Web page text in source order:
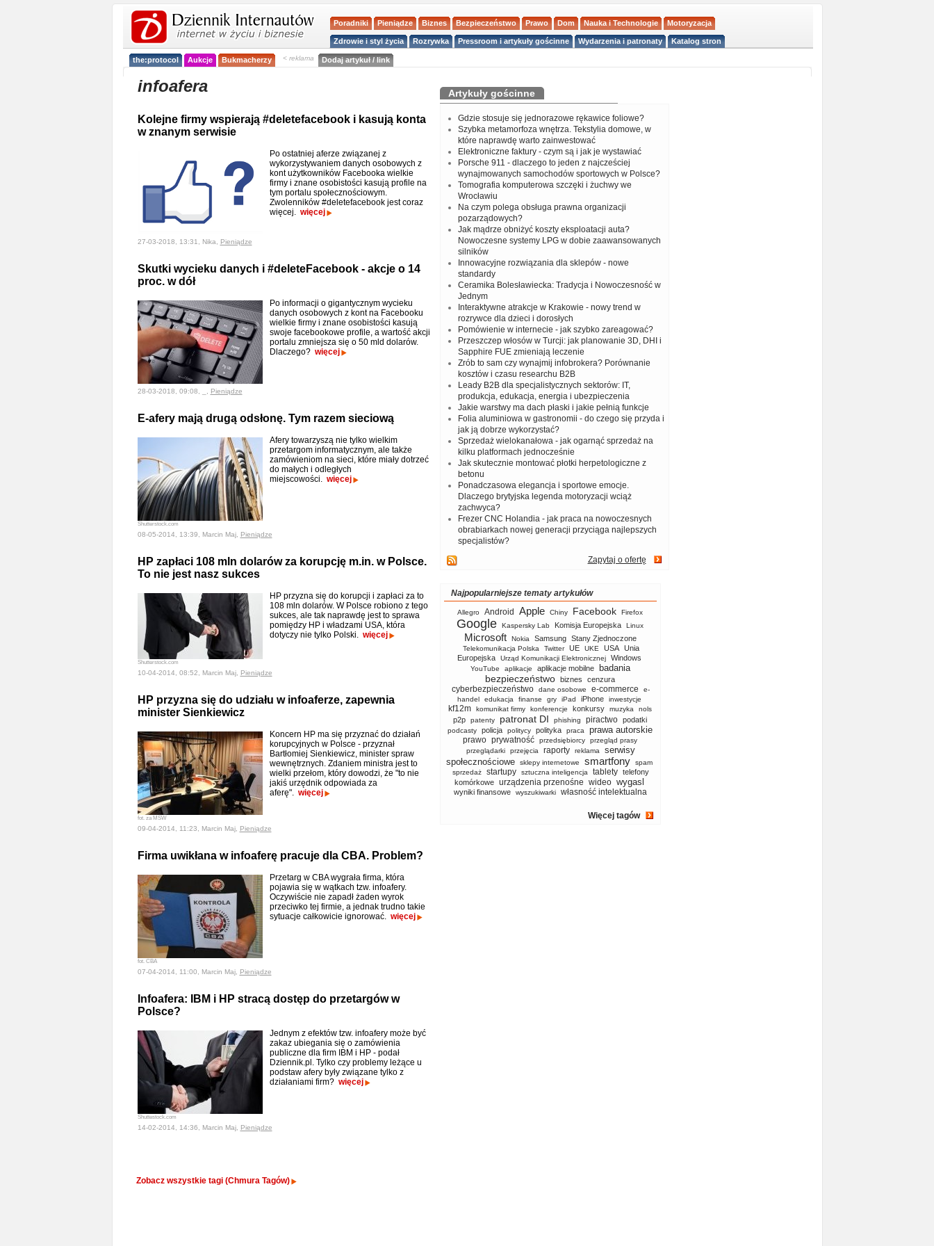
Poradniki Pieniądze Biznes Bezpieczeństwo Prawo Dom Nauka i Technologie Motoryzacja
Zdrowie i styl życia Rozrywka Pressroom i artykuły gościnne Wydarzenia i patronaty Katalog stron
the:protocol Aukcje Bukmacherzy < reklama Dodaj artykuł / link
infoafera
Kolejne firmy wspierają #deletefacebook i kasują konta
w znanym serwisie
Po ostatniej aferze związanej z
wykorzystywaniem danych osobowych z
kont użytkowników Facebooka wielkie
firmy i znane osobistości kasują profile na
tym portalu społecznościowym.
Zwolenników #deletefacebook jest coraz
więcej. więcej
27-03-2018, 13:31, Nika, Pieniądze
Skutki wycieku danych i #deleteFacebook - akcje o 14
proc. w dół
Po informacji o gigantycznym wycieku
danych osobowych z kont na Facebooku
wielkie firmy i znane osobistości kasują
swoje facebookowe profile, a wartość akcji
portalu zmniejsza się o 50 mld dolarów.
Dlaczego? więcej
28-03-2018, 09:08, _, Pieniądze
E-afery mają drugą odsłonę. Tym razem sieciową
Shutterstock.com
Afery towarzyszą nie tylko wielkim
przetargom informatycznym, ale także
zamówieniom na sieci, które miały dotrzeć
do małych i odległych
miejscowości. więcej
08-05-2014, 13:39, Marcin Maj, Pieniądze
HP zapłaci 108 mln dolarów za korupcję m.in. w Polsce.
To nie jest nasz sukces
Shutterstock.com
HP przyzna się do korupcji i zapłaci za to
108 mln dolarów. W Polsce robiono z tego
sukces, ale tak naprawdę jest to sprawa
pomiędzy HP i władzami USA, która
dotyczy nie tylko Polski. więcej
10-04-2014, 08:52, Marcin Maj, Pieniądze
HP przyzna się do udziału w infoaferze, zapewnia
minister Sienkiewicz
fot. za MSW
Koncern HP ma się przyznać do działań
korupcyjnych w Polsce - przyznał
Bartłomiej Sienkiewicz, minister spraw
wewnętrznych. Zdaniem ministra jest to
wielki przełom, który dowodzi, że "to nie
jakiś urzędnik odpowiada za
aferę". więcej
09-04-2014, 11:23, Marcin Maj, Pieniądze
Firma uwikłana w infoaferę pracuje dla CBA. Problem?
fot. CBA
Przetarg w CBA wygrała firma, która
pojawia się w wątkach tzw. infoafery.
Oczywiście nie zapadł żaden wyrok
przeciwko tej firmie, a jednak trudno takie
sytuacje całkowicie ignorować. więcej
07-04-2014, 11:00, Marcin Maj, Pieniądze
Infoafera: IBM i HP stracą dostęp do przetargów w
Polsce?
Shuttestock.com
Jednym z efektów tzw. infoafery może być
zakaz ubiegania się o zamówienia
publiczne dla firm IBM i HP - podał
Dziennik.pl. Tylko czy problemy leżące u
podstaw afery były związane tylko z
działaniami firm? więcej
14-02-2014, 14:36, Marcin Maj, Pieniądze
Zobacz wszystkie tagi (Chmura Tagów)
Artykuły gościnne
Gdzie stosuje się jednorazowe rękawice foliowe?
Szybka metamorfoza wnętrza. Tekstylia domowe, w
które naprawdę warto zainwestować
Elektroniczne faktury - czym są i jak je wystawiać
Porsche 911 - dlaczego to jeden z najcześciej
wynajmowanych samochodów sportowych w Polsce?
Tomografia komputerowa szczęki i żuchwy we
Wrocławiu
Na czym polega obsługa prawna organizacji
pozarządowych?
Jak mądrze obniżyć koszty eksploatacji auta?
Nowoczesne systemy LPG w dobie zaawansowanych
silników
Innowacyjne rozwiązania dla sklepów - nowe
standardy
Ceramika Bolesławiecka: Tradycja i Nowoczesność w
Jednym
Interaktywne atrakcje w Krakowie - nowy trend w
rozrywce dla dzieci i dorosłych
Pomówienie w internecie - jak szybko zareagować?
Przeszczep włosów w Turcji: jak planowanie 3D, DHI i
Sapphire FUE zmieniają leczenie
Zrób to sam czy wynajmij infobrokera? Porównanie
kosztów i czasu researchu B2B
Leady B2B dla specjalistycznych sektorów: IT,
produkcja, edukacja, energia i ubezpieczenia
Jakie warstwy ma dach płaski i jakie pełnią funkcje
Folia aluminiowa w gastronomii - do czego się przyda i
jak ją dobrze wykorzystać?
Sprzedaż wielokanałowa - jak ogarnąć sprzedaż na
kilku platformach jednocześnie
Jak skutecznie montować płotki herpetologiczne z
betonu
Ponadczasowa elegancja i sportowe emocje.
Dlaczego brytyjska legenda motoryzacji wciąż
zachwyca?
Frezer CNC Holandia - jak praca na nowoczesnych
obrabiarkach nowej generacji przyciąga najlepszych
specjalistów?
Zapytaj o ofertę
Najpopularniejsze tematy artykułów
Allegro Android Apple Chiny Facebook Firefox
Google Kaspersky Lab Komisja Europejska Linux
Microsoft Nokia Samsung Stany Zjednoczone
Telekomunikacja Polska Twitter UE UKE USA
Unia
Europejska
Urząd Komunikacji Elektronicznej Windows
YouTube aplikacje aplikacje mobilne badania
bezpieczeństwo biznes cenzura
cyberbezpieczeństwo dane osobowe e-commerce
e-
handel
edukacja finanse gry iPad iPhone inwestycje
kf12m komunikat firmy konferencje konkursy muzyka nols
p2p patenty patronat DI phishing piractwo podatki
podcasty policja politycy polityka praca prawa autorskie
prawo prywatność przedsiębiorcy
przegląd prasy
przeglądarki
przejęcia raporty reklama
serwisy
społecznościowe
sklepy internetowe smartfony
spam
sprzedaż
startupy sztuczna inteligencja tablety telefony
komórkowe urządzenia przenośne wideo wygasl
wyniki finansowe wyszukiwarki własność intelektualna
Więcej tagów